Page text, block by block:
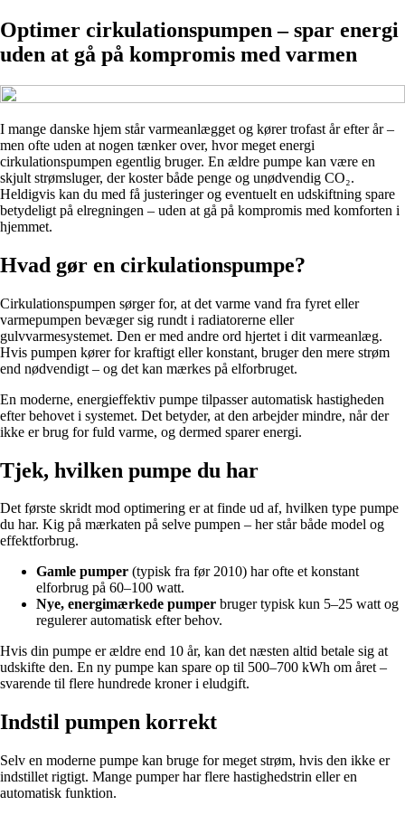
Optimer cirkulationspumpen – spar energi
uden at gå på kompromis med varmen
I mange danske hjem står varmeanlægget og kører trofast år efter år –
men ofte uden at nogen tænker over, hvor meget energi
cirkulationspumpen egentlig bruger. En ældre pumpe kan være en
skjult strømsluger, der koster både penge og unødvendig CO₂.
Heldigvis kan du med få justeringer og eventuelt en udskiftning spare
betydeligt på elregningen – uden at gå på kompromis med komforten i
hjemmet.
Hvad gør en cirkulationspumpe?
Cirkulationspumpen sørger for, at det varme vand fra fyret eller
varmepumpen bevæger sig rundt i radiatorerne eller
gulvvarmesystemet. Den er med andre ord hjertet i dit varmeanlæg.
Hvis pumpen kører for kraftigt eller konstant, bruger den mere strøm
end nødvendigt – og det kan mærkes på elforbruget.
En moderne, energieffektiv pumpe tilpasser automatisk hastigheden
efter behovet i systemet. Det betyder, at den arbejder mindre, når der
ikke er brug for fuld varme, og dermed sparer energi.
Tjek, hvilken pumpe du har
Det første skridt mod optimering er at finde ud af, hvilken type pumpe
du har. Kig på mærkaten på selve pumpen – her står både model og
effektforbrug.
Gamle pumper (typisk fra før 2010) har ofte et konstant
elforbrug på 60–100 watt.
Nye, energimærkede pumper bruger typisk kun 5–25 watt og
regulerer automatisk efter behov.
Hvis din pumpe er ældre end 10 år, kan det næsten altid betale sig at
udskifte den. En ny pumpe kan spare op til 500–700 kWh om året –
svarende til flere hundrede kroner i eludgift.
Indstil pumpen korrekt
Selv en moderne pumpe kan bruge for meget strøm, hvis den ikke er
indstillet rigtigt. Mange pumper har flere hastighedstrin eller en
automatisk funktion.